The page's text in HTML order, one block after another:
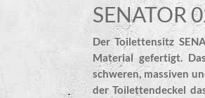
SENATOR
Der Toilettensitz
Material gefertigt.
schweren, massiven
der Toilettendeckel